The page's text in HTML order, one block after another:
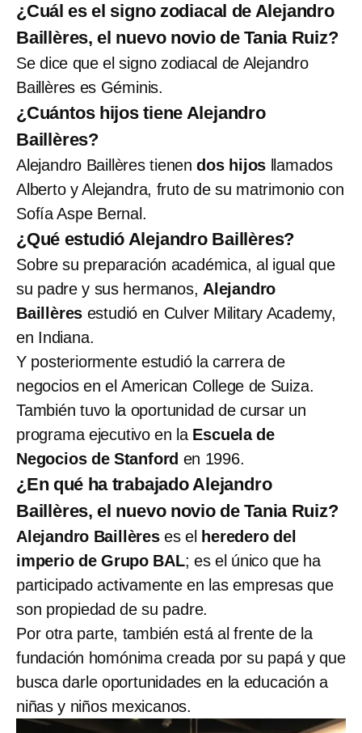
¿Cuál es el signo zodiacal de Alejandro
Baillères, el nuevo novio de Tania Ruiz?
Se dice que el signo zodiacal de Alejandro
Baillères es Géminis.
¿Cuántos hijos tiene Alejandro
Baillères?
Alejandro Baillères tienendos hijos llamados
Alberto y Alejandra, fruto de su matrimonio con
Sofía Aspe Bernal.
¿Qué estudió Alejandro Baillères?
Sobre su preparación académica, al igual que
su padre y sus hermanos, Alejandro
Baillères estudió en Culver Military Academy,
en Indiana.
Y posteriormente estudió la carrera de
negocios en el American College de Suiza.
También tuvo la oportunidad de cursar un
programa ejecutivo en la Escuela de
Negocios de Stanford en 1996.
¿En qué ha trabajado Alejandro
Baillères, el nuevo novio de Tania Ruiz?
Alejandro Baillèreses el heredero del
imperio de Grupo BAL; es el único que ha
participado activamente en las empresas que
son propiedad de su padre.
Por otra parte, también está al frente de la
fundación homónima creada por su papá y que
busca darle oportunidades en la educación a
niñas y niños mexicanos.